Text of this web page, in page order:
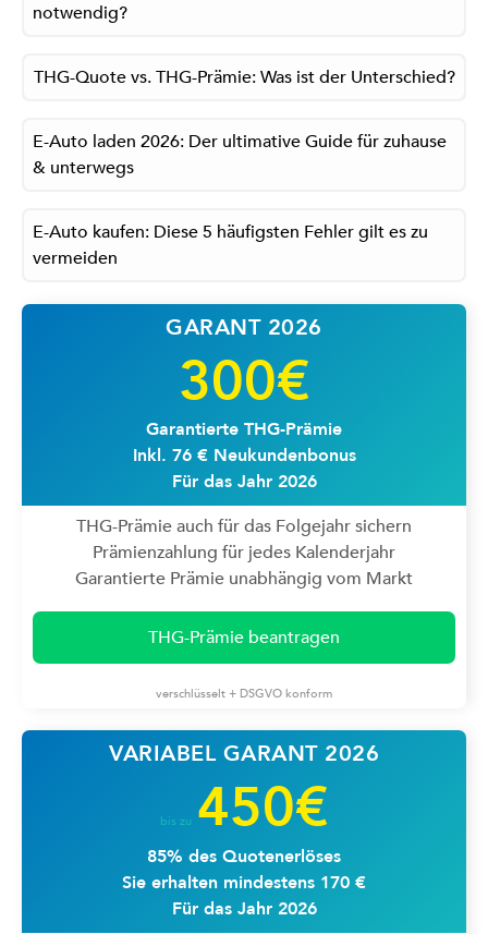
notwendig?
THG-Quote vs. THG-Prämie: Was ist der Unterschied?
E-Auto laden 2026: Der ultimative Guide für zuhause
& unterwegs
E-Auto kaufen: Diese 5 häufigsten Fehler gilt es zu
vermeiden
GARANT 2026
300€
Garantierte THG-Prämie
Inkl. 76 € Neukundenbonus
Für das Jahr 2026
THG-Prämie auch für das Folgejahr sichern
Prämienzahlung für jedes Kalenderjahr
Garantierte Prämie unabhängig vom Markt
THG-Prämie beantragen
verschlüsselt + DSGVO konform
VARIABEL GARANT 2026
bis zu450€
85% des Quotenerlöses
Sie erhalten mindestens 170 €
Für das Jahr 2026